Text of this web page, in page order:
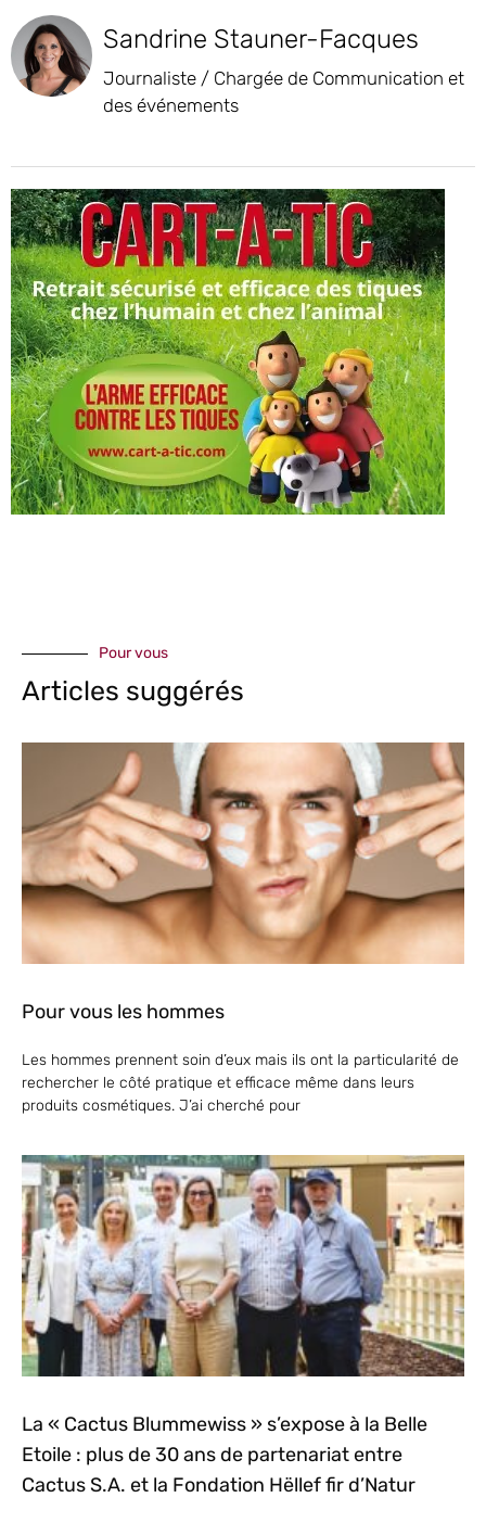
Sandrine Stauner-Facques
Journaliste / Chargée de Communication et
des événements
Pour vous
Articles suggérés
Pour vous les hommes
Les hommes prennent soin d’eux mais ils ont la particularité de
rechercher le côté pratique et efficace même dans leurs
produits cosmétiques. J’ai cherché pour
La « Cactus Blummewiss » s’expose à la Belle
Etoile : plus de 30 ans de partenariat entre
Cactus S.A. et la Fondation Hëllef fir d’Natur